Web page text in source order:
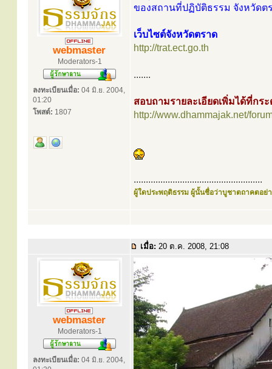
webmaster
Moderators-1
ลงทะเบียนเมื่อ: 04 มิ.ย. 2004,
01:20
โพสต์: 1807
ของสถานที่ปฏิบัติธรรม จังหวัดต
เว็บไซต์จังหวัดตราด
http://trat.ect.go.th
.......
สอบถามรายละเอียดเพิ่มได้ที่กร
http://www.dhammajak.net/
.....................................................
ผู้ใดประพฤติธรรม ผู้นั้นชื่อว่าบูชาตถาคตอย่า
เมื่อ: 20 ต.ค. 2008, 21:08
webmaster
Moderators-1
ลงทะเบียนเมื่อ: 04 มิ.ย. 2004,